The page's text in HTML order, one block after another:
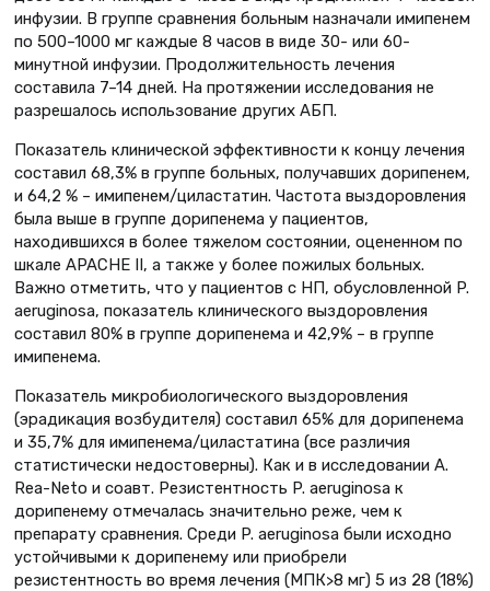
инфузии. В группе сравнения больным назначали имипенем
по 500–1000 мг каждые 8 часов в виде 30- или 60-
минутной инфузии. Продолжительность лечения
составила 7–14 дней. На протяжении исследования не
разрешалось использование других АБП.
Показатель клинической эффективности к концу лечения
составил 68,3% в группе больных, получавших дорипенем,
и 64,2 % – имипенем/циластатин. Частота выздоровления
была выше в группе дорипенема у пациентов,
находившихся в более тяжелом состоянии, оцененном по
шкале APACHE II, а также у более пожилых больных.
Важно отметить, что у пациентов с НП, обусловленной P.
aeruginosa, показатель клинического выздоровления
составил 80% в группе дорипенема и 42,9% – в группе
имипенема.
Показатель микробиологического выздоровления
(эрадикация возбудителя) составил 65% для дорипенема
и 35,7% для имипенема/циластатина (все различия
статистически недостоверны). Как и в исследовании A.
Rea-Neto и соавт. Резистентность P. aeruginosa к
дорипенему отмечалась значительно реже, чем к
препарату сравнения. Среди P. aeruginosa были исходно
устойчивыми к дорипенему или приобрели
резистентность во время лечения (МПК>8 мг) 5 из 28 (18%)